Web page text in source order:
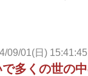
09/01(日)
多くの世の